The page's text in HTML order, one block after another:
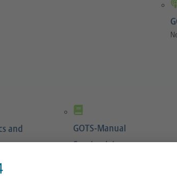
and
GOTS-Manual
Sportverletzungen